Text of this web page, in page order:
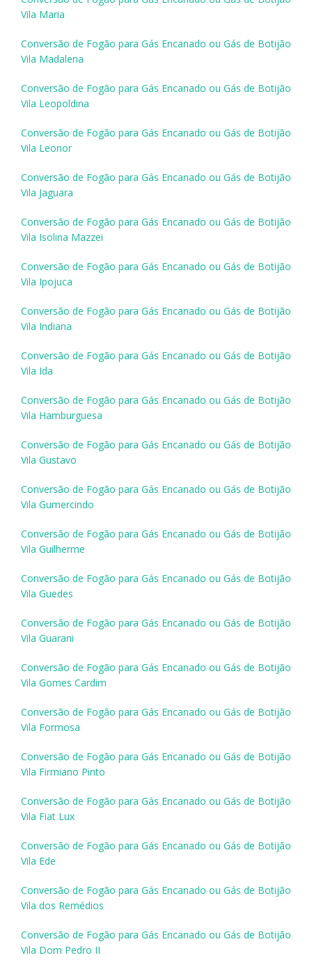
Vila Maria
Conversão de Fogão para Gás Encanado ou Gás de Botijão
Vila Madalena
Conversão de Fogão para Gás Encanado ou Gás de Botijão
Vila Leopoldina
Conversão de Fogão para Gás Encanado ou Gás de Botijão
Vila Leonor
Conversão de Fogão para Gás Encanado ou Gás de Botijão
Vila Jaguara
Conversão de Fogão para Gás Encanado ou Gás de Botijão
Vila Isolina Mazzei
Conversão de Fogão para Gás Encanado ou Gás de Botijão
Vila Ipojuca
Conversão de Fogão para Gás Encanado ou Gás de Botijão
Vila Indiana
Conversão de Fogão para Gás Encanado ou Gás de Botijão
Vila Ida
Conversão de Fogão para Gás Encanado ou Gás de Botijão
Vila Hamburguesa
Conversão de Fogão para Gás Encanado ou Gás de Botijão
Vila Gustavo
Conversão de Fogão para Gás Encanado ou Gás de Botijão
Vila Gumercindo
Conversão de Fogão para Gás Encanado ou Gás de Botijão
Vila Guilherme
Conversão de Fogão para Gás Encanado ou Gás de Botijão
Vila Guedes
Conversão de Fogão para Gás Encanado ou Gás de Botijão
Vila Guarani
Conversão de Fogão para Gás Encanado ou Gás de Botijão
Vila Gomes Cardim
Conversão de Fogão para Gás Encanado ou Gás de Botijão
Vila Formosa
Conversão de Fogão para Gás Encanado ou Gás de Botijão
Vila Firmiano Pinto
Conversão de Fogão para Gás Encanado ou Gás de Botijão
Vila Fiat Lux
Conversão de Fogão para Gás Encanado ou Gás de Botijão
Vila Ede
Conversão de Fogão para Gás Encanado ou Gás de Botijão
Vila dos Remédios
Conversão de Fogão para Gás Encanado ou Gás de Botijão
Vila Dom Pedro II